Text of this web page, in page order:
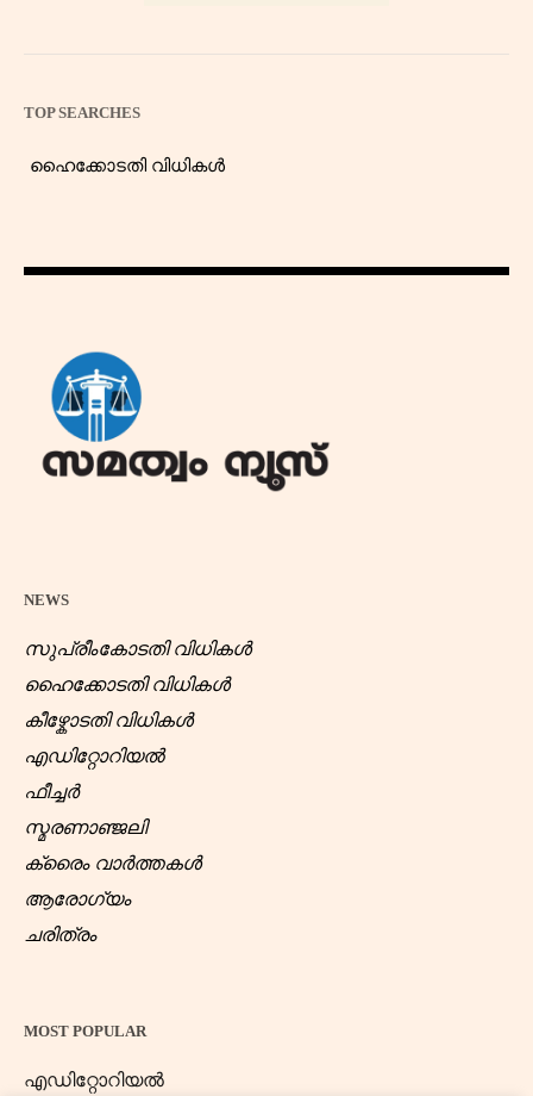
TOP SEARCHES
ഹൈക്കോടതി വിധികൾ
NEWS
സുപ്രീംകോടതി വിധികൾ
ഹൈക്കോടതി വിധികൾ
കീഴ്കോടതി വിധികൾ
എഡിറ്റോറിയൽ
ഫീച്ചർ
സ്മരണാഞ്ജലി
ക്രൈം വാർത്തകൾ
ആരോഗ്യം
ചരിത്രം
MOST POPULAR
എഡിറ്റോറിയൽ